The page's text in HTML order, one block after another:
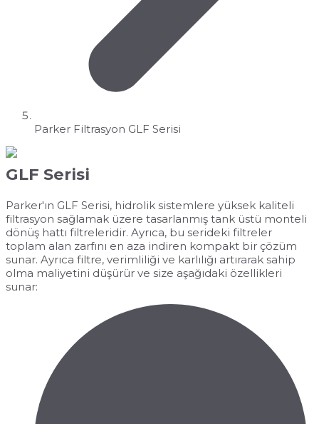
Parker Filtrasyon GLF Serisi
GLF Serisi
Parker'ın GLF Serisi, hidrolik sistemlere yüksek kaliteli
filtrasyon sağlamak üzere tasarlanmış tank üstü monteli
dönüş hattı filtreleridir. Ayrıca, bu serideki filtreler
toplam alan zarfını en aza indiren kompakt bir çözüm
sunar. Ayrıca filtre, verimliliği ve karlılığı artırarak sahip
olma maliyetini düşürür ve size aşağıdaki özellikleri
sunar: